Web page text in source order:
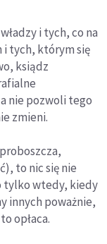
i tych, co na
i tych, którym się
ksiądz
nie pozwoli tego
zmieni.
to nic się nie
tylko wtedy, kiedy
innych poważnie,
opłaca.